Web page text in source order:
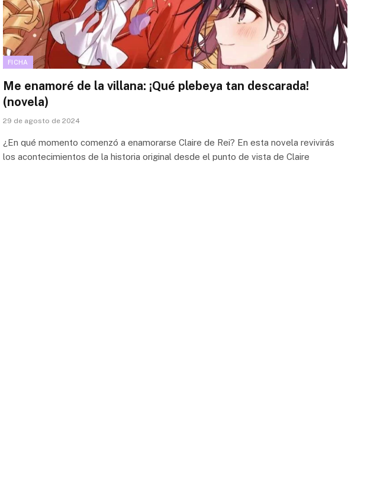
FICHA
Me enamoré de la villana: ¡Qué plebeya tan descarada!
(novela)
29 de agosto de 2024
¿En qué momento comenzó a enamorarse Claire de Rei? En esta novela revivirás
los acontecimientos de la historia original desde el punto de vista de Claire